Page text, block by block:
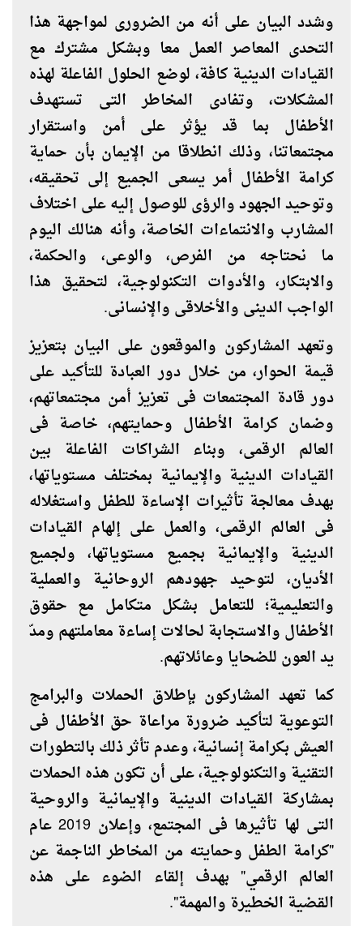
وشدد البيان على أنه من الضرورى لمواجهة هذا
التحدى المعاصر العمل معا وبشكل مشترك مع
القيادات الدينية كافة، لوضع الحلول الفاعلة لهذه
المشكلات، وتفادى المخاطر التى تستهدف
الأطفال بما قد يؤثر على أمن واستقرار
مجتمعاتنا، وذلك انطلاقا من الإيمان بأن حماية
كرامة الأطفال أمر يسعى الجميع إلى تحقيقه،
وتوحيد الجهود والرؤى للوصول إليه على اختلاف
المشارب والانتماءات الخاصة، وأنه هنالك اليوم
ما نحتاجه من الفرص، والوعى، والحكمة،
والابتكار، والأدوات التكنولوجية، لتحقيق هذا
الواجب الدينى والأخلاقى والإنسانى.
وتعهد المشاركون والموقعون على البيان بتعزيز
قيمة الحوار، من خلال دور العبادة للتأكيد على
دور قادة المجتمعات فى تعزيز أمن مجتمعاتهم،
وضمان كرامة الأطفال وحمايتهم، خاصة فى
العالم الرقمى، وبناء الشراكات الفاعلة بين
القيادات الدينية والإيمانية بمختلف مستوياتها،
بهدف معالجة تأثيرات الإساءة للطفل واستغلاله
فى العالم الرقمى، والعمل على إلهام القيادات
الدينية والإيمانية بجميع مستوياتها، ولجميع
الأديان، لتوحيد جهودهم الروحانية والعملية
والتعليمية؛ للتعامل بشكل متكامل مع حقوق
الأطفال والاستجابة لحالات إساءة معاملتهم ومدّ
يد العون للضحايا وعائلاتهم.
كما تعهد المشاركون بإطلاق الحملات والبرامج
التوعوية لتأكيد ضرورة مراعاة حق الأطفال فى
العيش بكرامة إنسانية، وعدم تأثر ذلك بالتطورات
التقنية والتكنولوجية، على أن تكون هذه الحملات
بمشاركة القيادات الدينية والإيمانية والروحية
التى لها تأثيرها فى المجتمع، وإعلان 2019 عام
"كرامة الطفل وحمايته من المخاطر الناجمة عن
العالم الرقمي" بهدف إلقاء الضوء على هذه
القضية الخطيرة والمهمة".